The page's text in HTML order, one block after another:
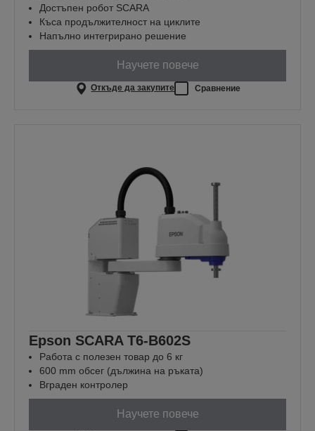
Достъпен робот SCARA
Къса продължителност на циклите
Напълно интегрирано решение
Научете повече
Откъде да закупите Сравнение
Epson SCARA T6-B602S
Работа с полезен товар до 6 кг
600 mm обсег (дължина на ръката)
Вграден контролер
Научете повече